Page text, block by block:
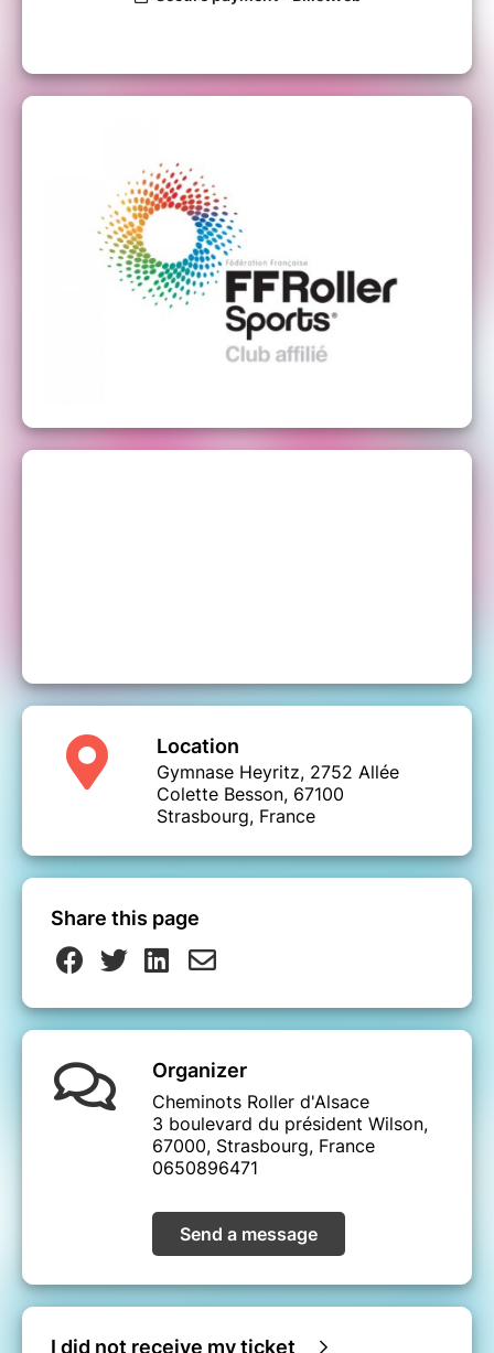
Location
Gymnase Heyritz, 2752 Allée
Colette Besson, 67100
Strasbourg, France
Share this page
Organizer
Cheminots Roller d'Alsace
3 boulevard du président Wilson,
67000, Strasbourg, France
0650896471
Send a message
I did not receive my ticket